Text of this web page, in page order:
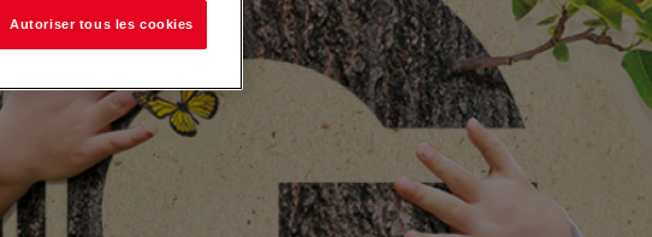
Autoriser tous les cookies